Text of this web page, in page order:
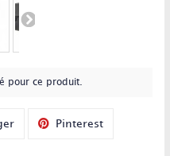
pour ce produit.
Pinterest